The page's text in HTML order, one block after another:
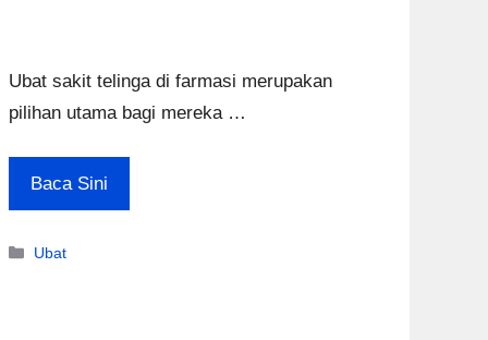
Ubat sakit telinga di farmasi merupakan
pilihan utama bagi mereka …
Baca Sini
Categories
Ubat